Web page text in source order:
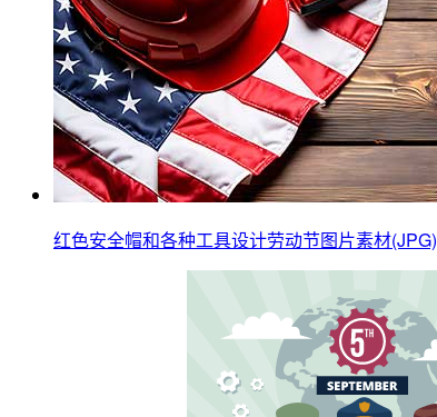
红色安全帽和各种工具设计劳动节图片素材(JPG)